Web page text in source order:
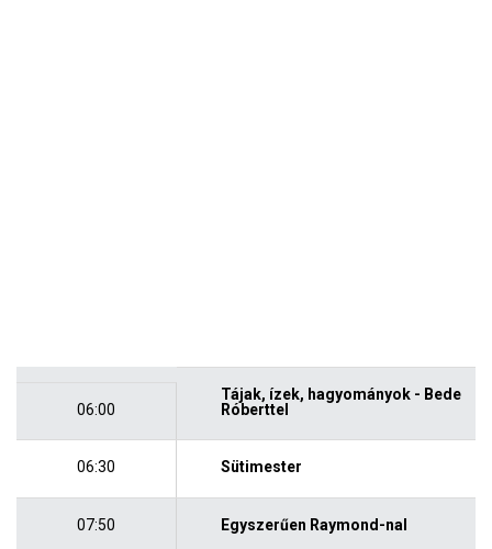
06:00
Tájak, ízek, hagyományok - Bede
Róberttel
06:30 Sütimester
07:50 Egyszerűen Raymond-nal